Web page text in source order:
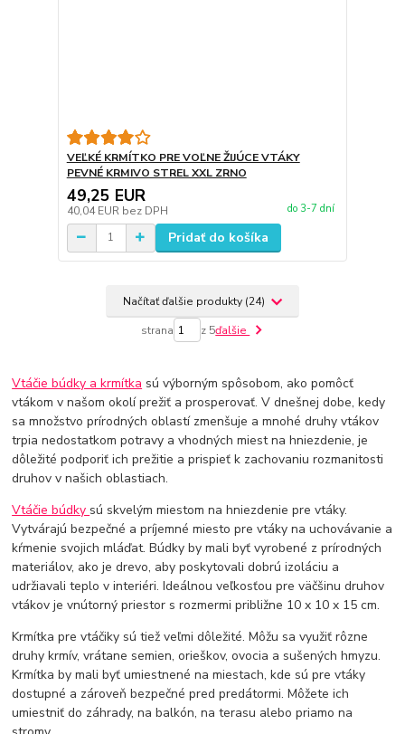
VEĽKÉ KRMÍTKO PRE VOĽNE ŽIJÚCE VTÁKY
PEVNÉ KRMIVO STREL XXL ZRNO
49,25 EUR
40,04 EUR bez DPH do 3-7 dní
Pridať do košíka
Načítať ďalšie produkty (24)
strana z 5ďalšie
Vtáčie búdky a krmítka sú výborným spôsobom, ako pomôcť
vtákom v našom okolí prežiť a prosperovať. V dnešnej dobe, kedy
sa množstvo prírodných oblastí zmenšuje a mnohé druhy vtákov
trpia nedostatkom potravy a vhodných miest na hniezdenie, je
dôležité podporiť ich prežitie a prispieť k zachovaniu rozmanitosti
druhov v našich oblastiach.
Vtáčie búdky sú skvelým miestom na hniezdenie pre vtáky.
Vytvárajú bezpečné a príjemné miesto pre vtáky na uchovávanie a
kŕmenie svojich mláďat. Búdky by mali byť vyrobené z prírodných
materiálov, ako je drevo, aby poskytovali dobrú izoláciu a
udržiavali teplo v interiéri. Ideálnou veľkosťou pre väčšinu druhov
vtákov je vnútorný priestor s rozmermi približne 10 x 10 x 15 cm.
Krmítka pre vtáčiky sú tiež veľmi dôležité. Môžu sa využiť rôzne
druhy krmív, vrátane semien, orieškov, ovocia a sušených hmyzu.
Krmítka by mali byť umiestnené na miestach, kde sú pre vtáky
dostupné a zároveň bezpečné pred predátormi. Môžete ich
umiestniť do záhrady, na balkón, na terasu alebo priamo na